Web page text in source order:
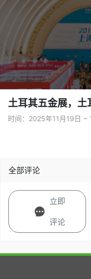
土耳其五金展，
时间：2025年11月19日 ~
全部评论
立即
评论